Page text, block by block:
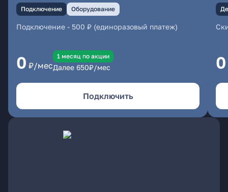
Подключение Оборудование
Подключение - 500 ₽ (единоразовый платеж)
0 ₽/мес
1 месяц по акции
Далее 650₽/мес
Подключить
0